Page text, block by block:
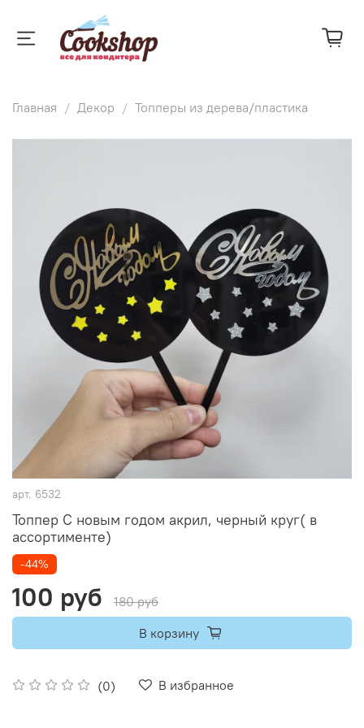
Главная Декор Топперы из дерева/пластика
арт. 6532
Топпер С новым годом акрил, черный круг( в
ассортименте)
(0) В избранное
-44%
100 руб
180 руб
В корзину